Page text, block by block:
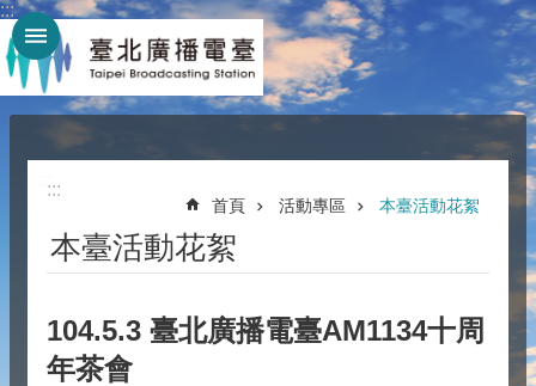
跳到主要內容區塊
:::
:::
首頁 活動專區 本臺活動花絮
本臺活動花絮
104.5.3 臺北廣播電臺AM1134十周
年茶會